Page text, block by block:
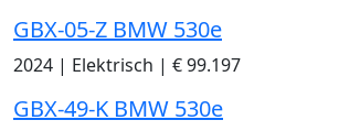
GBX-05-Z BMW 530e
2024 | Elektrisch | € 99.197
GBX-49-K BMW 530e